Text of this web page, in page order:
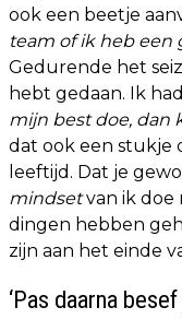
ook een beetje
team of ik heb een
Gedurende het
hebt gedaan. Ik
mijn best doe, dan
dat ook een stukje
leeftijd. Dat je
mindsetvan ik doe
dingen hebben
zijn aan het einde
‘Pas daarna